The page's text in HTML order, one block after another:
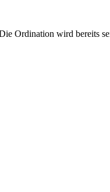
wird bereits